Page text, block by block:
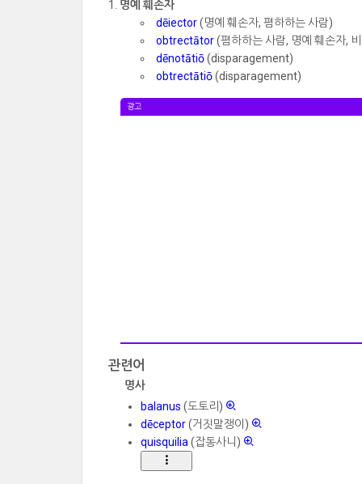
명예 훼손자
dēiector(명예 훼손자, 폄하하는 사람)
obtrectātor(폄하하는 사람, 명예 훼손자,
dēnotātiō(disparagement)
obtrectātiō(disparagement)
광고
관련어
명사
balanus (도토리)
dēceptor(거짓말쟁이)
quisquilia (잡동사니)